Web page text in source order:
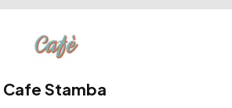
Cafe Stamba